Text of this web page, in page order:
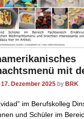
mit
17. Dezember 2025 by BRK
im Berufskolleg
und Schüler im